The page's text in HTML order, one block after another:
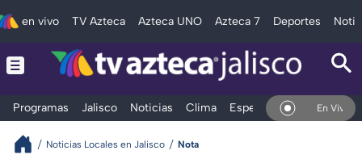
en vivo TV Azteca Azteca UNO Azteca 7 Deportes
Programas Jalisco Noticias Clima Espectáculos Deportes
En Vivo
Noticias Locales en Jalisco Nota